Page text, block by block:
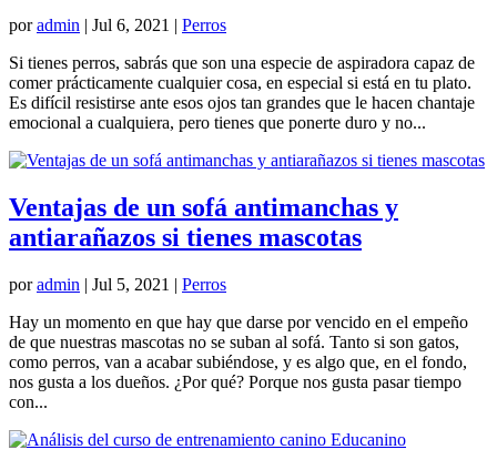
poradmin | Jul 6, 2021 | Perros
Si tienes perros, sabrás que son una especie de aspiradora capaz de
comer prácticamente cualquier cosa, en especial si está en tu plato.
Es difícil resistirse ante esos ojos tan grandes que le hacen chantaje
emocional a cualquiera, pero tienes que ponerte duro y no...
Ventajas de un sofá antimanchas y
antiarañazos si tienes mascotas
poradmin | Jul 5, 2021 | Perros
Hay un momento en que hay que darse por vencido en el empeño
de que nuestras mascotas no se suban al sofá. Tanto si son gatos,
como perros, van a acabar subiéndose, y es algo que, en el fondo,
nos gusta a los dueños. ¿Por qué? Porque nos gusta pasar tiempo
con...